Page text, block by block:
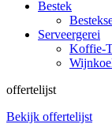
Bestek
Serveergerei
Koffie-
offertelijst
Bekijk offertelijst